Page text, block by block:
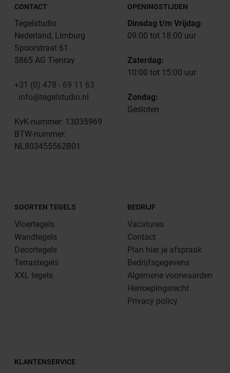
CONTACT
Tegelstudio
Nederland, Limburg
Spoorstraat 61
5865 AG Tienray
+31 (0) 478 - 69 11 63
info@tegelstudio.nl
KvK-nummer: 13035969
BTW-nummer:
NL803455562B01
OPENINGSTIJDEN
Dinsdag t/m Vrijdag:
09:00 tot 18:00 uur
Zaterdag:
10:00 tot 15:00 uur
Zondag:
Gesloten
SOORTEN TEGELS
Vloertegels
Wandtegels
Decortegels
Terrastegels
XXL tegels
BEDRIJF
Vacatures
Contact
Plan hier je afspraak
Bedrijfsgegevens
Algemene voorwaarden
Herroepingsrecht
Privacy policy
KLANTENSERVICE